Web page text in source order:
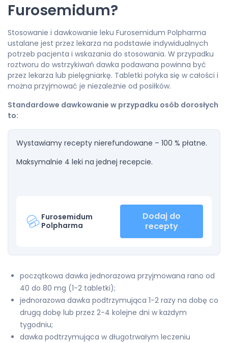
Furosemidum?
Stosowanie i dawkowanie leku Furosemidum Polpharma
ustalane jest przez lekarza na podstawie indywidualnych
potrzeb pacjenta i wskazania do stosowania. W przypadku
roztworu do wstrzykiwań dawka podawana powinna być
przez lekarza lub pielęgniarkę. Tabletki połyka się w całości i
można przyjmować je niezależnie od posiłków.
Standardowe dawkowanie w przypadku osób dorosłych
to:
Wystawiamy recepty nierefundowane – 100 % płatne.
Maksymalnie 4 leki na jednej recepcie.
Furosemidum
Polpharma
Dodaj do
recepty
początkowa dawka jednorazowa przyjmowana rano od
40 do 80 mg (1-2 tabletki);
jednorazowa dawka podtrzymująca 1-2 razy na dobę co
drugą dobę lub przez 2-4 kolejne dni w każdym
tygodniu;
dawka podtrzymująca w długotrwałym leczeniu